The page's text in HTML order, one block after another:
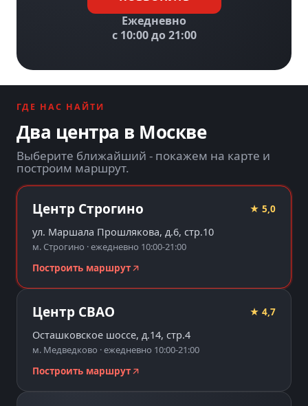
Ежедневно
с 10:00 до 21:00
ГДЕ НАС НАЙТИ
Два центра в Москве
Выберите ближайший - покажем на карте и
построим маршрут.
Центр Строгино ★ 5,0
ул. Маршала Прошлякова, д.6, стр.10
м. Строгино · ежедневно 10:00-21:00
Построить маршрут
Центр СВАО ★ 4,7
Осташковское шоссе, д.14, стр.4
м. Медведково · ежедневно 10:00-21:00
Построить маршрут